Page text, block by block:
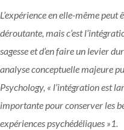
L’expérience en elle-même
déroutante, mais c’est
sagesse et d’en faire un levier
analyse conceptuelle majeure
Psychology, « l’intégration est
importante pour conserver les
expériences psychédéliques »1.